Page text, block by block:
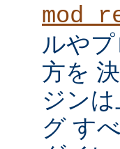
ルや
方を
ジン
グ す